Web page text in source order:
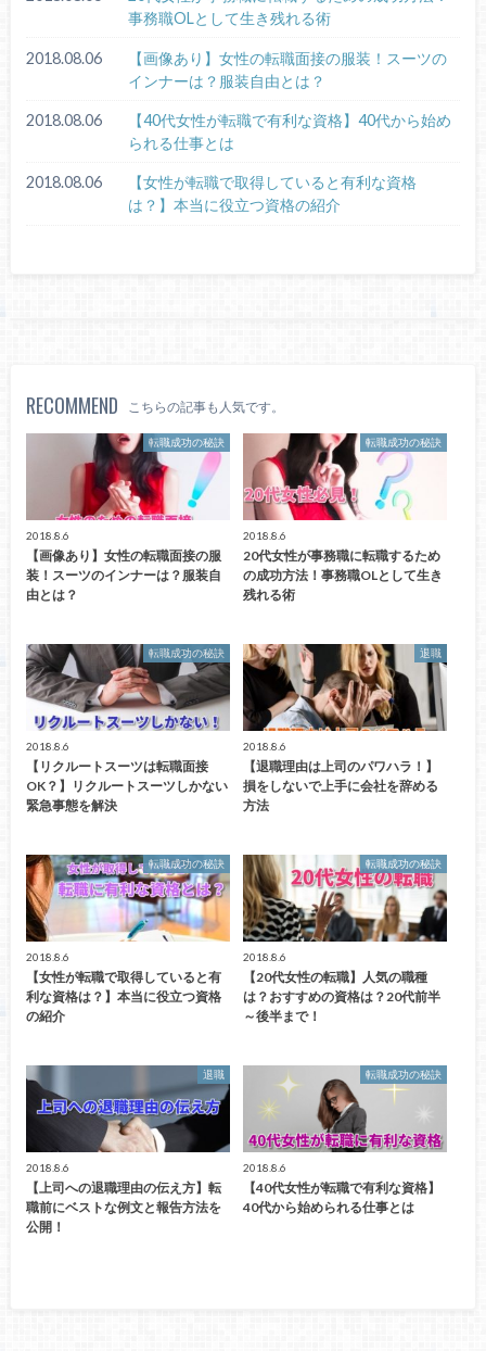
事務職OLとして生き残れる術
2018.08.06
【画像あり】女性の転職面接の服装！スーツの
インナーは？服装自由とは？
2018.08.06
【40代女性が転職で有利な資格】40代から始め
られる仕事とは
2018.08.06
【女性が転職で取得していると有利な資格
は？】本当に役立つ資格の紹介
RECOMMEND こちらの記事も人気です。
転職成功の秘訣
2018.8.6
【画像あり】女性の転職面接の服
装！スーツのインナーは？服装自
由とは？
転職成功の秘訣
2018.8.6
20代女性が事務職に転職するため
の成功方法！事務職OLとして生き
残れる術
転職成功の秘訣
2018.8.6
【リクルートスーツは転職面接
OK？】リクルートスーツしかない
緊急事態を解決
退職
2018.8.6
【退職理由は上司のパワハラ！】
損をしないで上手に会社を辞める
方法
転職成功の秘訣
2018.8.6
【女性が転職で取得していると有
利な資格は？】本当に役立つ資格
の紹介
転職成功の秘訣
2018.8.6
【20代女性の転職】人気の職種
は？おすすめの資格は？20代前半
～後半まで！
退職
2018.8.6
【上司への退職理由の伝え方】転
職前にベストな例文と報告方法を
公開！
転職成功の秘訣
2018.8.6
【40代女性が転職で有利な資格】
40代から始められる仕事とは